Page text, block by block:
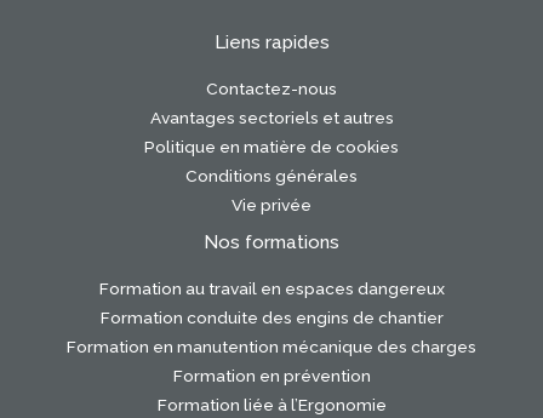
Liens rapides
Contactez-nous
Avantages sectoriels et autres
Politique en matière de cookies
Conditions générales
Vie privée
Nos formations
Formation au travail en espaces dangereux
Formation conduite des engins de chantier
Formation en manutention mécanique des charges
Formation en prévention
Formation liée à l’Ergonomie